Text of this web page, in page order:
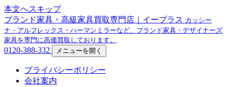
本文へスキップ
ブランド家具・高級家具買取専門店｜イープラス カッシー
ナ・アルフレックス・ハーマンミラーなど、ブランド家具・デザイナーズ
家具を専門に高価買取しております。
0120-388-332 メニューを開く
プライバシーポリシー
会社案内